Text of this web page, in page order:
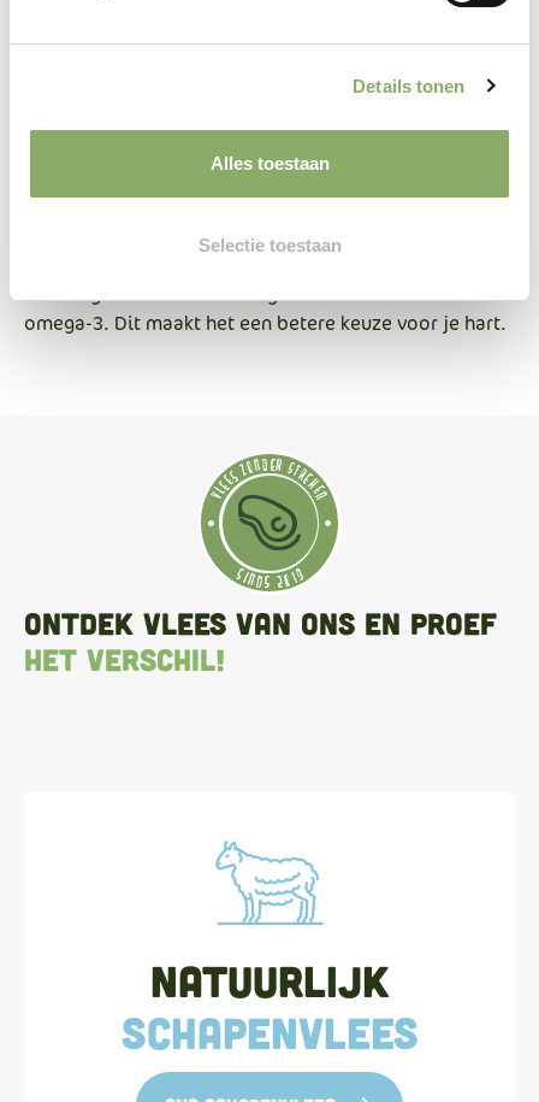
Details tonen
Alles toestaan
Selectie toestaan
Gezonde bloedvaten: Omega-3 en antioxidanten
: Een lager gehalte aan
verzadigde vetten betekent minder ontstekingen
verzadigde vetten en meer gezonde vetten zoals
omega-3. Dit maakt het een betere keuze voor je hart.
Ontdek Vlees Van Ons en proef
het verschil!
Natuurlijk
schapenvlees